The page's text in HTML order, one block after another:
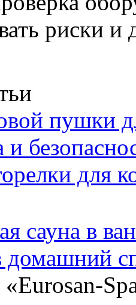
риски и
пушки
и
для
сауна в